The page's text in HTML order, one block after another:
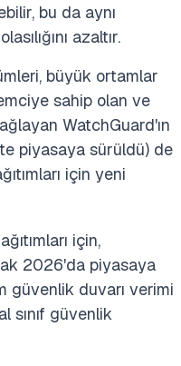
bu da aynı
azaltır.
büyük ortamlar
sahip olan ve
WatchGuard'ın
piyasaya sürüldü) de
için yeni
için,
2026'da piyasaya
güvenlik duvarı verimi
sınıf güvenlik